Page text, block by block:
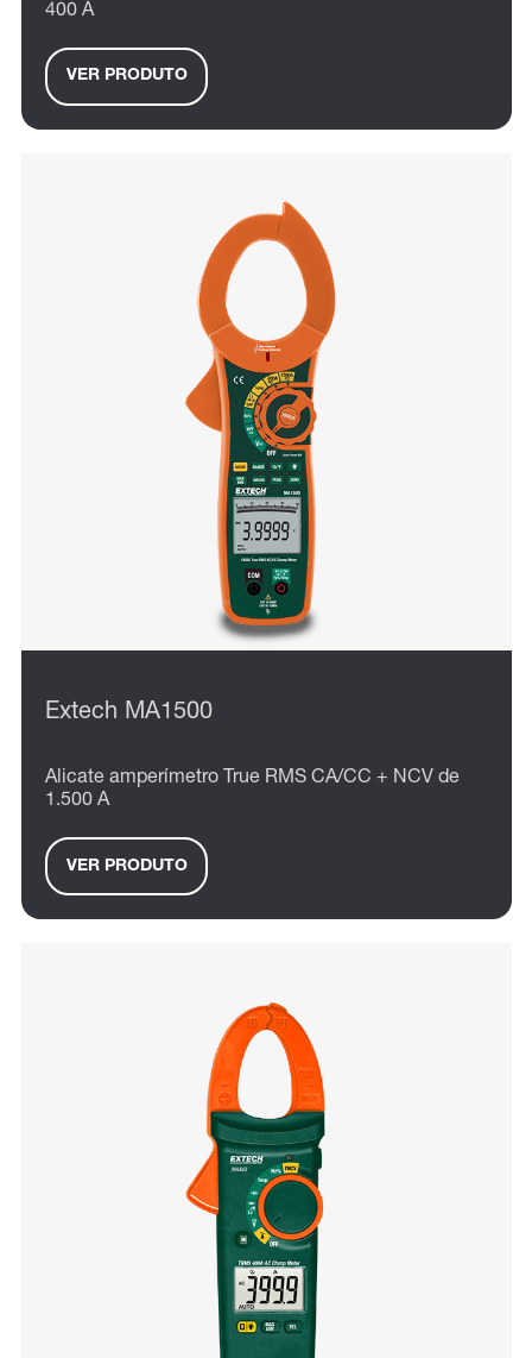
400 A
VER PRODUTO
Extech MA1500
Alicate amperímetro True RMS CA/CC + NCV de
1.500 A
VER PRODUTO